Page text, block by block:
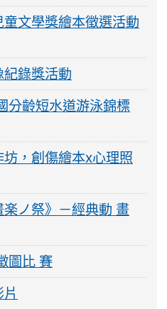
文學獎繪本徵選活動
錄獎活動
分齡短水道游泳錦標
坊，創傷繪本x心理照
楽ノ祭》－經典動 畫
圖比 賽